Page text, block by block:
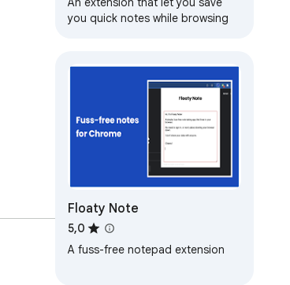
you quick notes while browsing
Floaty Note
5,0
A fuss-free notepad extension